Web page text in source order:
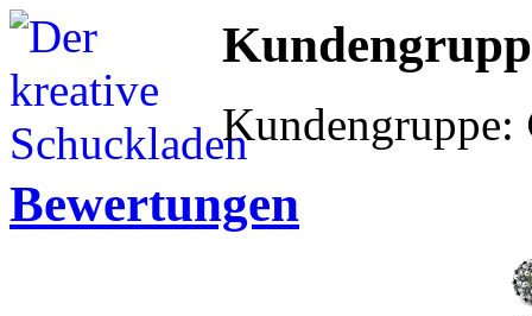
Kundengruppe:
Bewertungen